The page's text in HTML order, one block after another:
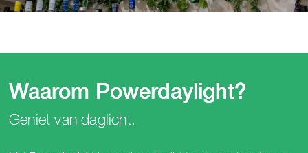
Waarom Powerdaylight?
Geniet van daglicht.